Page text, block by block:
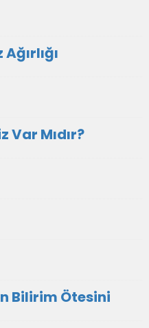
Var Mıdır?
Bilirim Ötesini